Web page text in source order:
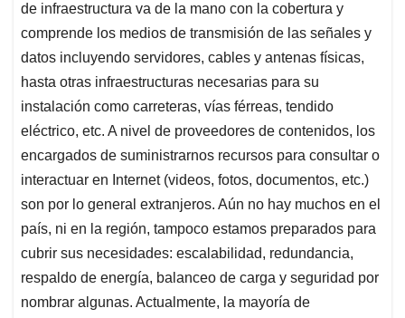
de infraestructura va de la mano con la cobertura y
comprende los medios de transmisión de las señales y
datos incluyendo servidores, cables y antenas físicas,
hasta otras infraestructuras necesarias para su
instalación como carreteras, vías férreas, tendido
eléctrico, etc. A nivel de proveedores de contenidos, los
encargados de suministrarnos recursos para consultar o
interactuar en Internet (videos, fotos, documentos, etc.)
son por lo general extranjeros. Aún no hay muchos en el
país, ni en la región, tampoco estamos preparados para
cubrir sus necesidades: escalabilidad, redundancia,
respaldo de energía, balanceo de carga y seguridad por
nombrar algunas. Actualmente, la mayoría de